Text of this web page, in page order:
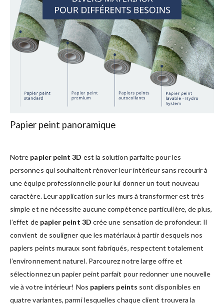
Papier peint panoramique
Notre papier peint 3D est la solution parfaite pour les
personnes qui souhaitent rénover leur intérieur sans recourir à
une équipe professionnelle pour lui donner un tout nouveau
caractère. Leur application sur les murs à transformer est très
simple et ne nécessite aucune compétence particulière, de plus,
l’effet de papier peint 3D crée une sensation de profondeur. Il
convient de souligner que les matériaux à partir desquels nos
papiers peints muraux sont fabriqués, respectent totalement
l’environnement naturel. Parcourez notre large offre et
sélectionnez un papier peint parfait pour redonner une nouvelle
vie à votre intérieur! Nos papiers peints sont disponibles en
quatre variantes, parmi lesquelles chaque client trouvera la